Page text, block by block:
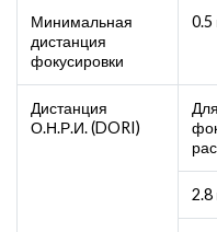
Минимальная
дистанция
фокусировки
0.5
Дистанция
О.Н.Р.И. (DORI)
Для